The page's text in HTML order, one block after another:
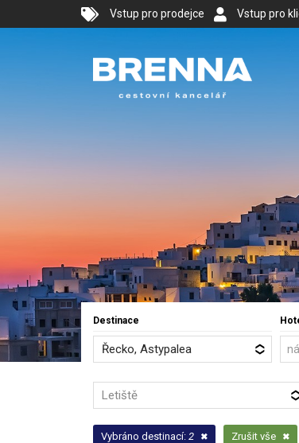
Vstup pro prodejce Vstup pro
Destinace
Řecko, Astypalea
Letiště
Vybráno destinací: 2 Zrušit vše